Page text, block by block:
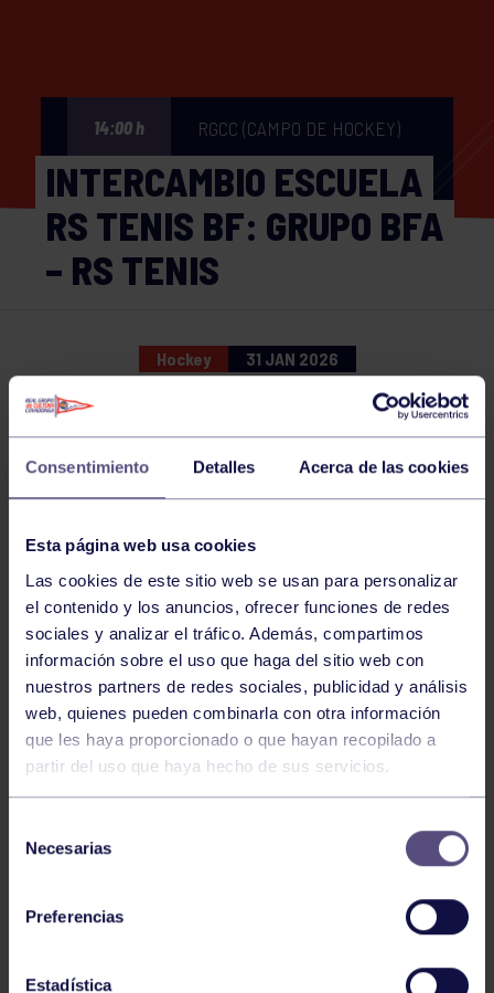
Consentimiento Detalles Acerca de las cookies
Esta página web usa cookies
Las cookies de este sitio web se usan para personalizar
el contenido y los anuncios, ofrecer funciones de redes
sociales y analizar el tráfico. Además, compartimos
información sobre el uso que haga del sitio web con
nuestros partners de redes sociales, publicidad y análisis
web, quienes pueden combinarla con otra información
que les haya proporcionado o que hayan recopilado a
partir del uso que haya hecho de sus servicios.
Necesarias
Preferencias
Estadística
14:00 h RGCC (CAMPO DE HOCKEY)
INTERCAMBIO ESCUELA
RS TENIS BF: GRUPO BFA
– RS TENIS
Hockey 31 JAN 2026
NOTICIAS RELACIONADAS
Hockey 28 Jul 2026
ÓSCAR PALOMERO, RUMBO AL
MUNDIAL